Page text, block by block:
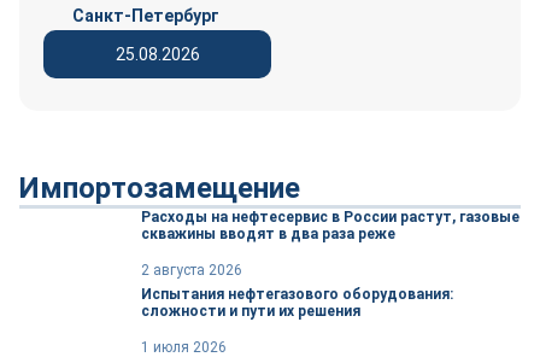
25.08.2026
Санкт-Петербург
Импортозамещение
Расходы на нефтесервис в России растут, газовые
скважины вводят в два раза реже
2 августа 2026
Испытания нефтегазового оборудования:
сложности и пути их решения
1 июля 2026